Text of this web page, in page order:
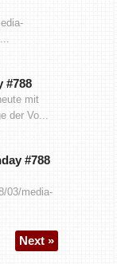
#788
mit
der Vo...
#788
03/media-
Next »